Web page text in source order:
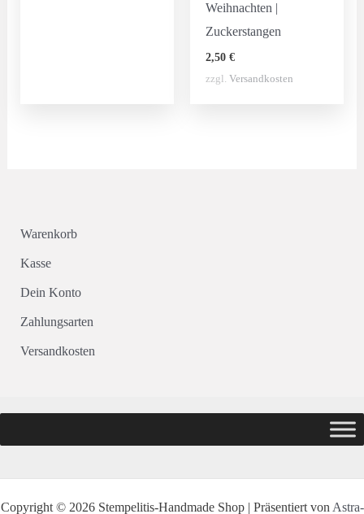
Weihnachten |
Zuckerstangen
2,50€
zzgl.Versandkosten
Warenkorb
Kasse
Dein Konto
Zahlungsarten
Versandkosten
Copyright © 2026 Stempelitis-Handmade Shop | Präsentiert vonAstra-